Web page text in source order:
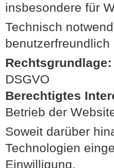
insbesondere für
Technisch
Rechtsgrundlage:
DSGVO
Berechtigtes
Betrieb der
Soweit darüber
Technologien
Einwilligung.